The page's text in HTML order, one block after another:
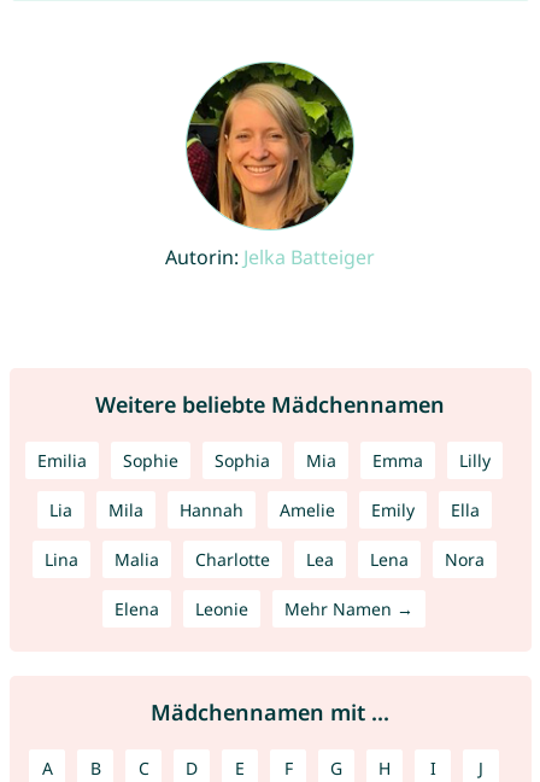
Autorin: Jelka Batteiger
Weitere beliebte Mädchennamen
Emilia Sophie Sophia Mia Emma Lilly
Lia Mila Hannah Amelie Emily Ella
Lina Malia Charlotte Lea Lena Nora
Elena Leonie Mehr Namen →
Mädchennamen mit ...
A B C D E F G H I J